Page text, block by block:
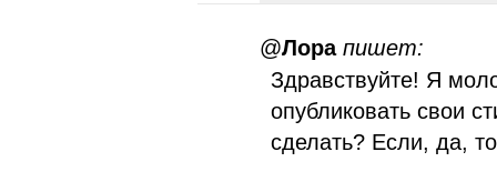
@Лора пишет:
Здравствуйте! Я
опубликовать свои
сделать? Если, да,